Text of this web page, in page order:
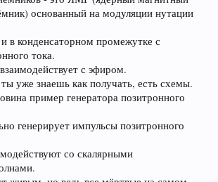
основанный на модуляции нутации
в конденсаторном промежутке с
тока.
с эфиром.
уже знаешь как получать, есть схемы.
пример генератора позитронного
генерирует импульсы позитронного
со скалярными